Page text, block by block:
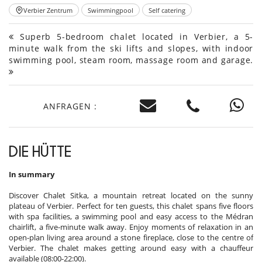
Verbier Zentrum Swimmingpool Self catering
Superb 5-bedroom chalet located in Verbier, a 5-
minute walk from the ski lifts and slopes, with indoor
swimming pool, steam room, massage room and garage.
ANFRAGEN :
DIE HÜTTE
In summary
Discover Chalet Sitka, a mountain retreat located on the sunny
plateau of Verbier. Perfect for ten guests, this chalet spans five floors
with spa facilities, a swimming pool and easy access to the Médran
chairlift, a five-minute walk away. Enjoy moments of relaxation in an
open-plan living area around a stone fireplace, close to the centre of
Verbier. The chalet makes getting around easy with a chauffeur
available (08:00-22:00).